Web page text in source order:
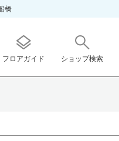
橋
フロアガイド ショップ検索